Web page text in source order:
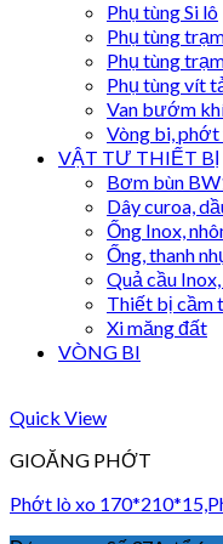
Phụ tùng Si lô
Phụ tùng
Phụ tùng
Phụ tùng vít
Van bướm
Vòng bi,
VẬT TƯ THIẾT BỊ
Bơm bùn
Dây curoa,
Ống Inox,
Ống, thanh
Quả cầu
Thiết bị cầm
Xi măng đất
VÒNG BI
Quick View
GIOĂNG PHỚT
Phớt lò xo